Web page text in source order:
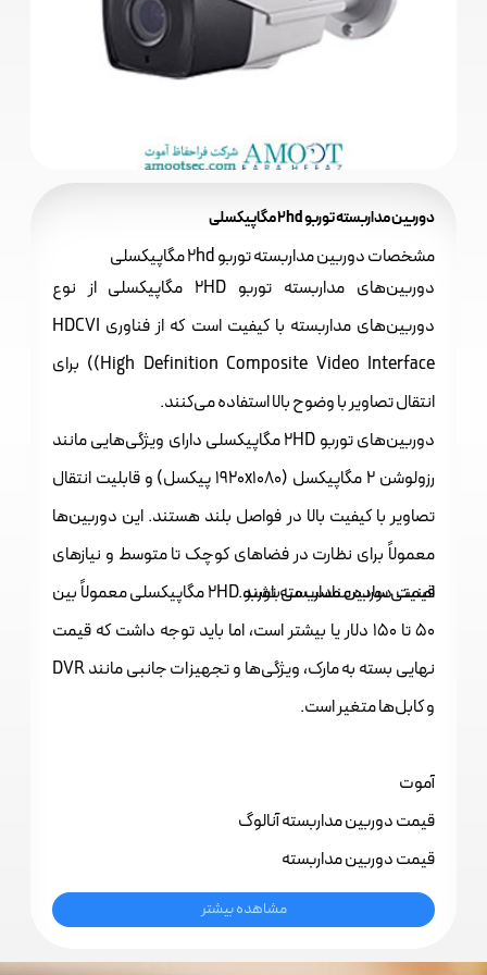
دوربین مداربسته توربو 2hd مگاپیکسلی
مشخصات دوربین مداربسته توربو 2hd مگاپیکسلی
دوربین‌های مداربسته توربو 2HD مگاپیکسلی از نوع
دوربین‌های مداربسته با کیفیت است که از فناوری HDCVI
(High Definition Composite Video Interface) برای
انتقال تصاویر با وضوح بالا استفاده می‌کنند.
دوربین‌های توربو 2HD مگاپیکسلی دارای ویژگی‌هایی مانند
رزولوشن 2 مگاپیکسل (1920x1080 پیکسل) و قابلیت انتقال
تصاویر با کیفیت بالا در فواصل بلند هستند. این دوربین‌ها
معمولاً برای نظارت در فضاهای کوچک تا متوسط و نیازهای
امنیتی ساده مناسب می‌باشند.
قیمتدوربین‌ مداربسته
توربو 2HD مگاپیکسلی معمولاً بین
50 تا 150 دلار یا بیشتر است، اما باید توجه داشت که قیمت
نهایی بسته به مارک، ویژگی‌ها و تجهیزات جانبی مانند DVR
و کابل‌ها متغیر است.
آموت
قیمت دوربین مداربسته آنالوگ
قیمت دوربین مداربسته
مشاهده بیشتر